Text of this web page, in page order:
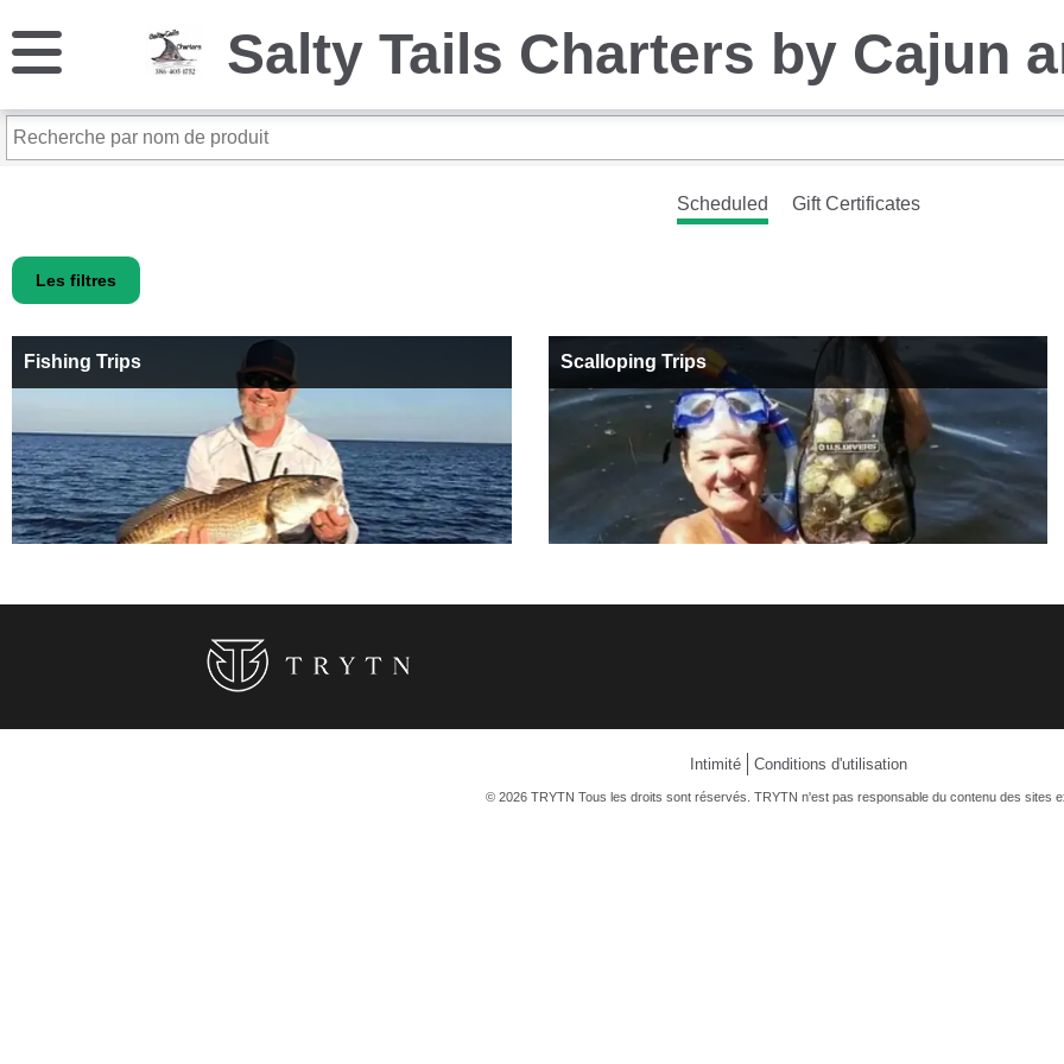
Scheduled Gift Certificates
Les filtres
Fishing Trips Scalloping Trips
Intimité Conditions d'utilisation
© 2026 TRYTN Tous les droits sont réservés. TRYTN n'est pas responsable du contenu des sites